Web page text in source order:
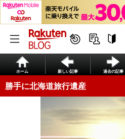
ホーム 新しい記事 過去の記事
勝手に北海道旅行遺産